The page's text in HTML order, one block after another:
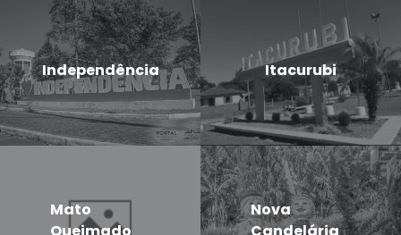
Independência Itacurubi
Mato
Nova